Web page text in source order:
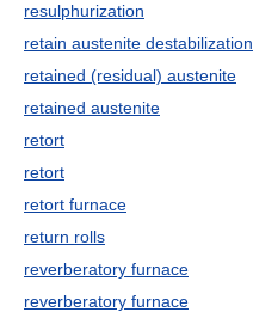
resulphurization
retain austenite destabilization
retained (residual) austenite
retained austenite
retort
retort
retort furnace
return rolls
reverberatory furnace
reverberatory furnace